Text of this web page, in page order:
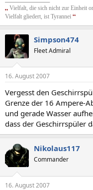
„ Vielfalt, die sich nicht zur Einheit
Vielfalt gliedert, ist Tyrannei “
Simpson474
Fleet Admiral
16. August 2007
Vergesst den
Grenze der 16 Ampere-
und gerade Wasser
dass der Geschirrspüler
Nikolaus117
Commander
16. August 2007